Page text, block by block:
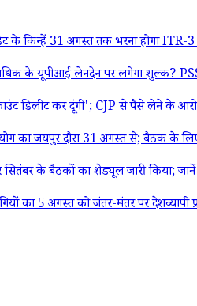
किन्हें 31 अगस्त तक भरना होगा ITR-
के यूपीआई लेनदेन पर लगेगा शुल्क?
डिलीट कर दूंगी'; CJP से पैसे लेने के
जयपुर दौरा 31 अगस्त से; बैठक के
के बैठकों का शेड्यूल जारी किया;
5 अगस्त को जंतर-मंतर पर देशव्यापी